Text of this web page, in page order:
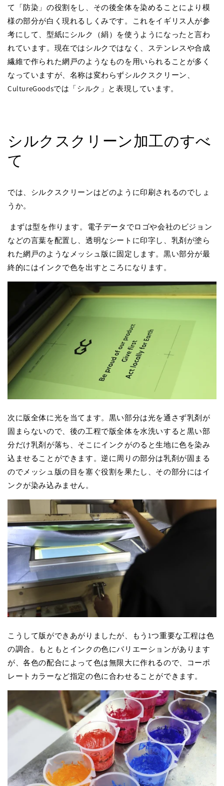
て「防染」の役割をし、その後全体を染めることにより模
様の部分が白く現れるしくみです。これをイギリス人が参
考にして、型紙にシルク（絹）を使うようになったと言わ
れています。現在ではシルクではなく、ステンレスや合成
繊維で作られた網戸のようなものを用いられることが多く
なっていますが、名称は変わらずシルクスクリーン、
CultureGoodsでは「シルク」と表現しています。
シルクスクリーン加工のすべ
て
では、シルクスクリーンはどのように印刷されるのでしょ
うか。
まずは型を作ります。電子データでロゴや会社のビジョン
などの言葉を配置し、透明なシートに印字し、乳剤が塗ら
れた網戸のようなメッシュ版に固定します。黒い部分が最
終的にはインクで色を出すところになります。
次に版全体に光を当てます。黒い部分は光を通さず乳剤が
固まらないので、後の工程で版全体を水洗いすると黒い部
分だけ乳剤が落ち、そこにインクがのると生地に色を染み
込ませることができます。逆に周りの部分は乳剤が固まる
のでメッシュ版の目を塞ぐ役割を果たし、その部分にはイ
ンクが染み込みません。
こうして版ができあがりましたが、もう1つ重要な工程は色
の調合。もともとインクの色にバリエーションがあります
が、各色の配合によって色は無限大に作れるので、コーポ
レートカラーなど指定の色に合わせることができます。